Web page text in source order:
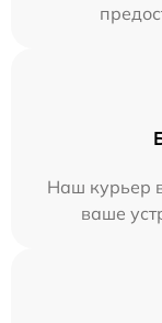
Наш курьер
ваше